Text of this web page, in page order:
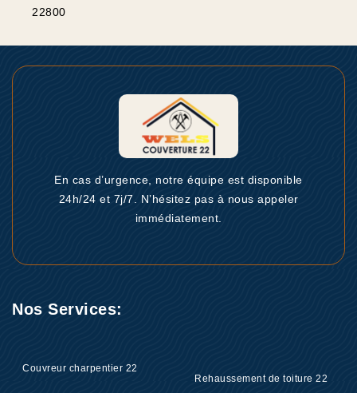
22800
En cas d’urgence, notre équipe est disponible
24h/24 et 7j/7. N’hésitez pas à nous appeler
immédiatement.
Nos Services:
Couvreur charpentier 22
Rehaussement de toiture 22